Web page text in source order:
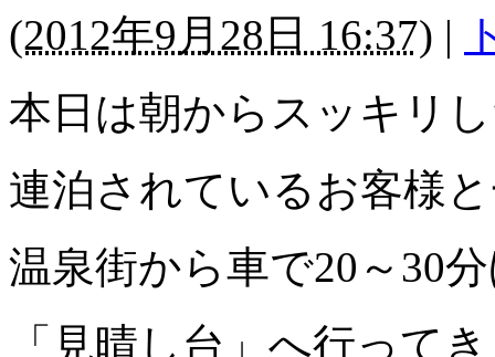
(2012年9月28日 16:37) |
本日は朝からスッキリ
連泊されているお客様
温泉街から車で20～30
「見晴し台」へ行って